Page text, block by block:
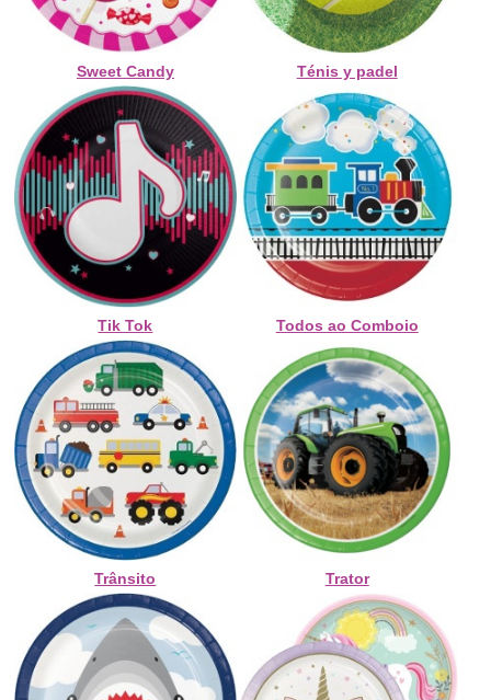
Sweet Candy Ténis y padel
Tik Tok Todos ao Comboio
Trânsito Trator